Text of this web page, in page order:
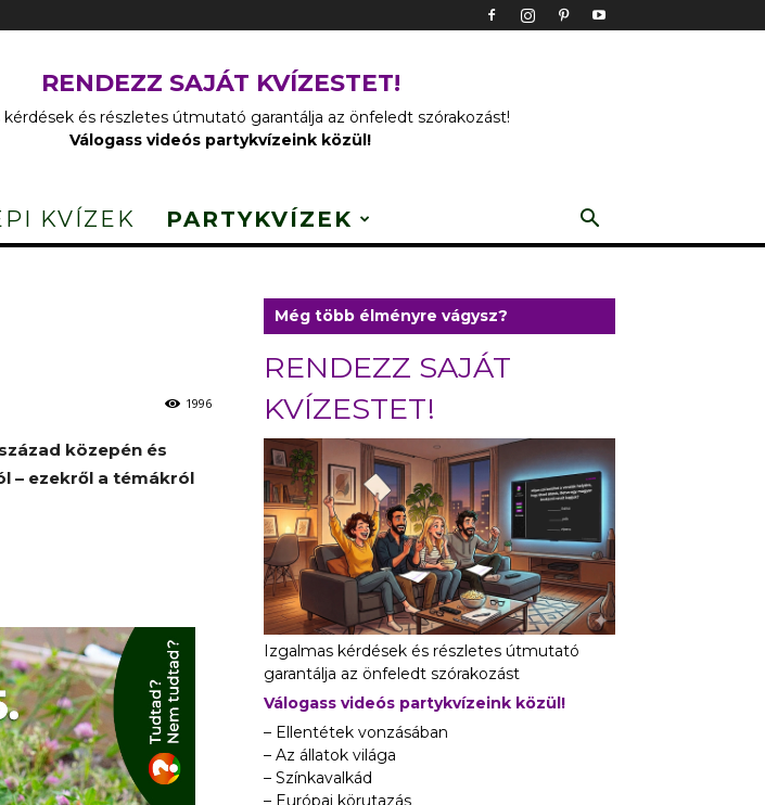
RENDEZZ SAJÁT KVÍZESTET!
és részletes útmutató garantálja az önfeledt szórakozást!
Válogass videós partykvízeink közül!
KVÍZEK PARTYKVÍZEK
1996
közepén és
– ezekről a témákról
Még több élményre vágysz?
RENDEZZ SAJÁT
KVÍZESTET!
Izgalmas kérdések és részletes útmutató
garantálja az önfeledt szórakozást
Válogass videós partykvízeink közül!
– Ellentétek vonzásában
– Az állatok világa
– Színkavalkád
– Európai körutazás